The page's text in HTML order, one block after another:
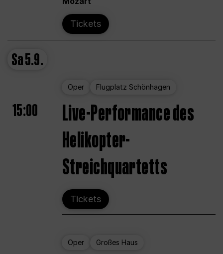
Tickets
Sa5.9.
Oper Flugplatz Schönhagen
15:00
Live-Performance des
Helikopter-
Streichquartetts
Tickets
Oper Großes Haus